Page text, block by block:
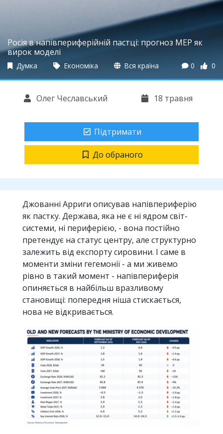
Росія в напівпериферійній пастці: прогноз МЕР як
вирок моделі
Думка Економіка Вся країна 0 0
Олег Чеславський 18 травня
Підтримати
До обраного
Джованні Арриги описував напівпериферію
як пастку. Держава, яка не є ні ядром світ-
системи, ні периферією, - вона постійно
претендує на статус центру, але структурно
залежить від експорту сировини. І саме в
моменти зміни гегемонії - а ми живемо
рівно в такий момент - напівпериферія
опиняється в найбільш вразливому
становищі: попередня ніша стискається,
нова не відкривається.